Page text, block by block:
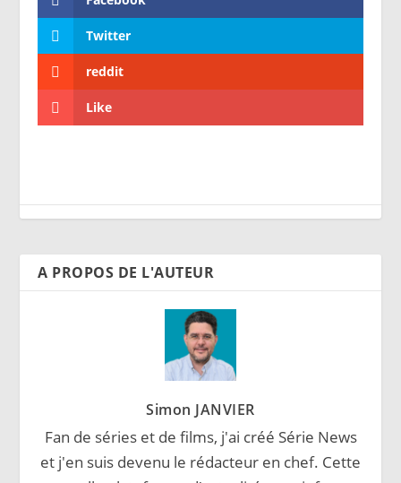
Twitter
reddit
Like
A PROPOS DE L'AUTEUR
Simon JANVIER
Fan de séries et de films, j'ai créé Série News
et j'en suis devenu le rédacteur en chef. Cette